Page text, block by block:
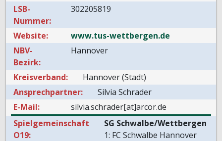
LSB-
Nummer:
302205819
Website:
www.tus-wettbergen.de
NBV-
Bezirk:
Hannover
Kreisverband:
Hannover (Stadt)
Ansprechpartner:
Silvia Schrader
E-Mail:
silvia.schrader[at]arcor.de
Spielgemeinschaft
O19:
SG Schwalbe/Wettbergen
1: FC Schwalbe Hannover